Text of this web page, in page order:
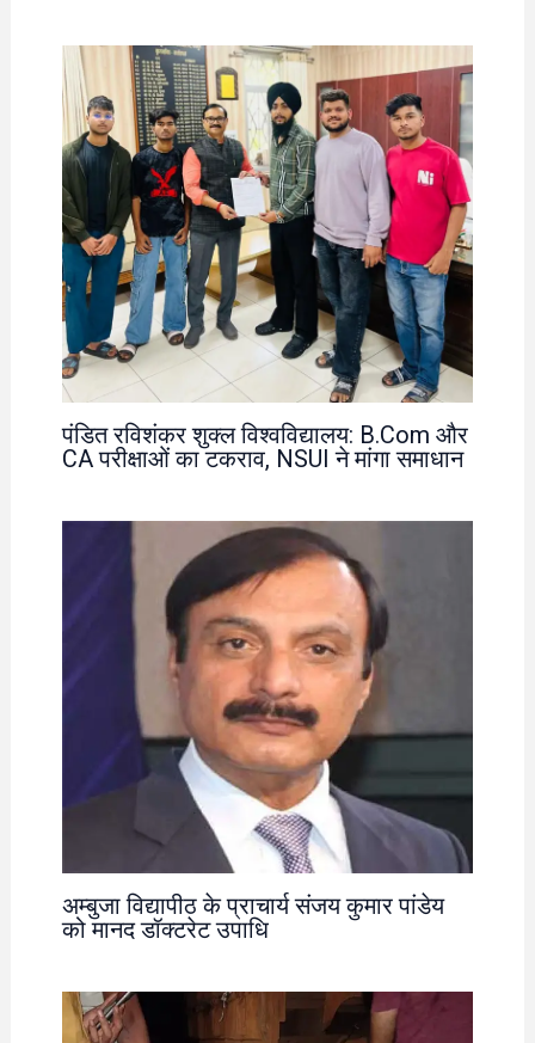
पंडित रविशंकर शुक्ल विश्वविद्यालय: B.Com और
CA परीक्षाओं का टकराव, NSUI ने मांगा समाधान
अम्बुजा विद्यापीठ के प्राचार्य संजय कुमार पांडेय
को मानद डॉक्टरेट उपाधि